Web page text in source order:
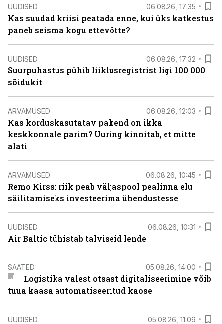
UUDISED 06.08.26, 17:35
Kas suudad kriisi peatada enne, kui üks katkestus
paneb seisma kogu ettevõtte?
UUDISED 06.08.26, 17:32
Suurpuhastus pühib liiklusregistrist ligi 100 000
sõidukit
ARVAMUSED 06.08.26, 12:03
Kas korduskasutatav pakend on ikka
keskkonnale parim? Uuring kinnitab, et mitte
alati
ARVAMUSED 06.08.26, 10:45
Remo Kirss: riik peab väljaspool pealinna elu
säilitamiseks investeerima ühendustesse
UUDISED 06.08.26, 10:31
Air Baltic tühistab talviseid lende
SAATED 05.08.26, 14:00
Logistika valest otsast digitaliseerimine võib
tuua kaasa automatiseeritud kaose
UUDISED 05.08.26, 11:09